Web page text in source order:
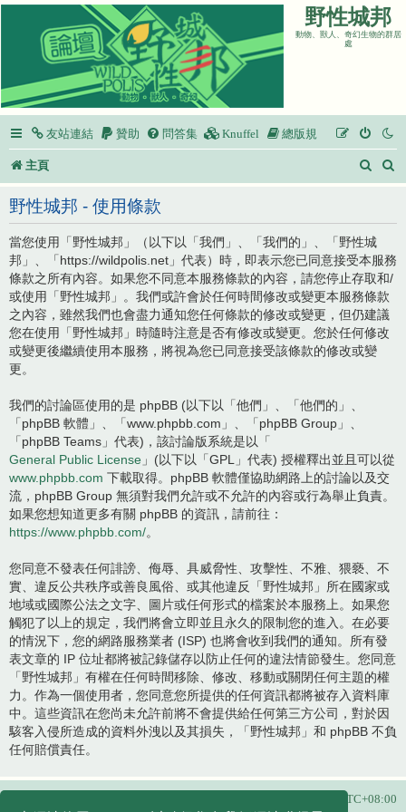
野性城邦
動物、獸人、奇幻生物的群居
處
友站連結 贊助 問答集 Knuffel 總版規
主頁
搜
野性城邦 - 使用條款
當您使用「野性城邦」（以下以「我們」、「我們的」、「野性城
邦」、「https://wildpolis.net」代表）時，即表示您已同意接受本服務
條款之所有內容。如果您不同意本服務條款的內容，請您停止存取和/
或使用「野性城邦」。我們或許會於任何時間修改或變更本服務條款
之內容，雖然我們也會盡力通知您任何條款的修改或變更，但仍建議
您在使用「野性城邦」時隨時注意是否有修改或變更。您於任何修改
或變更後繼續使用本服務，將視為您已同意接受該條款的修改或變
更。
我們的討論區使用的是 phpBB (以下以「他們」、「他們的」、
「phpBB 軟體」、「www.phpbb.com」、「phpBB Group」、
「phpBB Teams」代表)，該討論版系統是以「
General Public License 」(以下以「GPL」代表) 授權釋出並且可以從
www.phpbb.com 下載取得。phpBB 軟體僅協助網路上的討論以及交
流，phpBB Group 無須對我們允許或不允許的內容或行為舉止負責。
如果您想知道更多有關 phpBB 的資訊，請前往：
https://www.phpbb.com/。
您同意不發表任何誹謗、侮辱、具威脅性、攻擊性、不雅、猥褻、不
實、違反公共秩序或善良風俗、或其他違反「野性城邦」所在國家或
地域或國際公法之文字、圖片或任何形式的檔案於本服務上。如果您
觸犯了以上的規定，我們將會立即並且永久的限制您的進入。在必要
的情況下，您的網路服務業者 (ISP) 也將會收到我們的通知。所有發
表文章的 IP 位址都將被記錄儲存以防止任何的違法情節發生。您同意
「野性城邦」有權在任何時間移除、修改、移動或關閉任何主題的權
力。作為一個使用者，您同意您所提供的任何資訊都將被存入資料庫
中。這些資訊在您尚未允許前將不會提供給任何第三方公司，對於因
駭客入侵所造成的資料外洩以及其損失，「野性城邦」和 phpBB 不負
任何賠償責任。
UTC+08:00